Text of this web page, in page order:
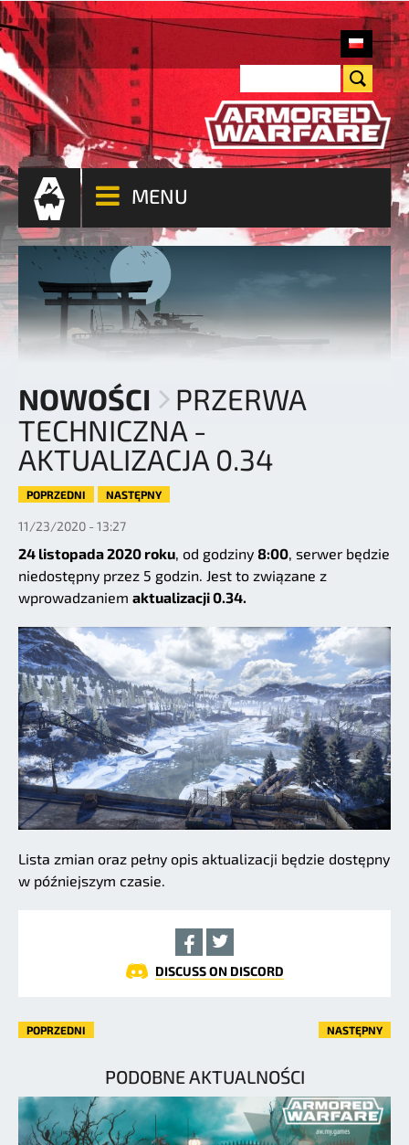
MENU
NOWOŚCI
PRZERWA
TECHNICZNA -
AKTUALIZACJA 0.34
POPRZEDNI NASTĘPNY
11/23/2020 - 13:27
24 listopada 2020 roku, od godziny 8:00, serwer będzie
niedostępny przez 5 godzin. Jest to związane z
wprowadzaniem aktualizacji 0.34.
Lista zmian oraz pełny opis aktualizacji będzie dostępny
w późniejszym czasie.
DISCUSS ON DISCORD
POPRZEDNI NASTĘPNY
PODOBNE AKTUALNOŚCI